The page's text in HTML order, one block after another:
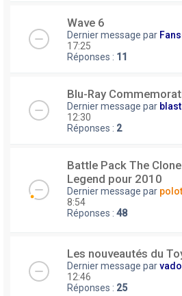
Wave 6
Dernier message par
17:25
Réponses : 11
Blu-Ray
Dernier message par
12:30
Réponses : 2
Battle Pack The
Legend pour 2010
Dernier message par
8:54
Réponses : 48
Les nouveautés du
Dernier message par
12:46
Réponses : 25